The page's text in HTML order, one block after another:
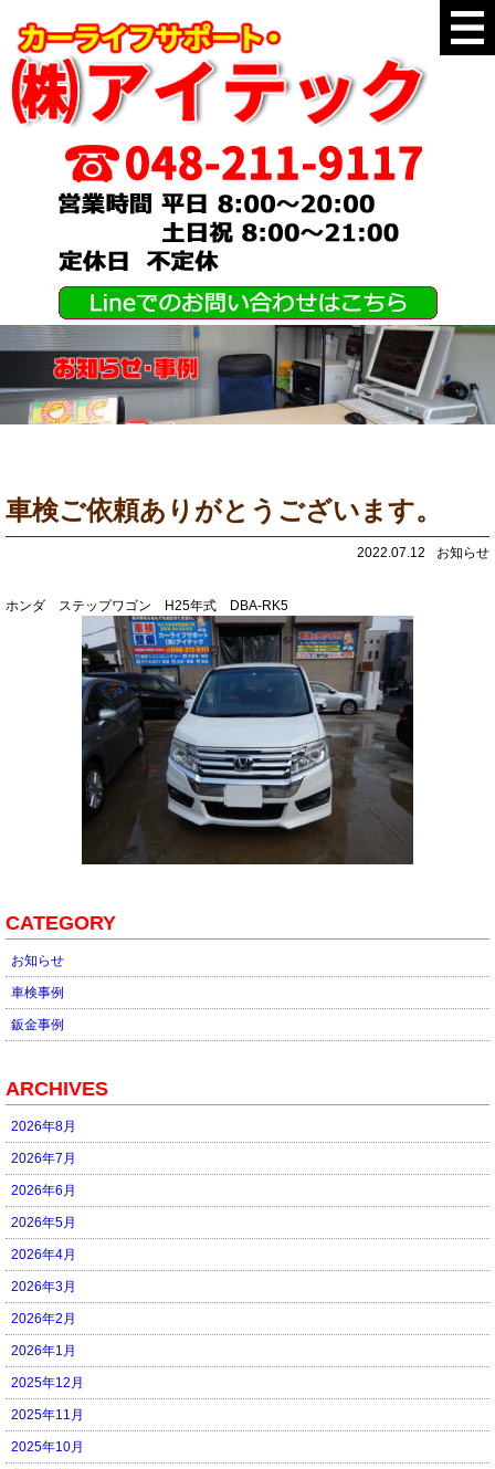
車検ご依頼ありがとうございます。
2022.07.12 お知らせ
ホンダ ステップワゴン H25年式 DBA-RK5
CATEGORY
お知らせ
車検事例
鈑金事例
ARCHIVES
2026年8月
2026年7月
2026年6月
2026年5月
2026年4月
2026年3月
2026年2月
2026年1月
2025年12月
2025年11月
2025年10月